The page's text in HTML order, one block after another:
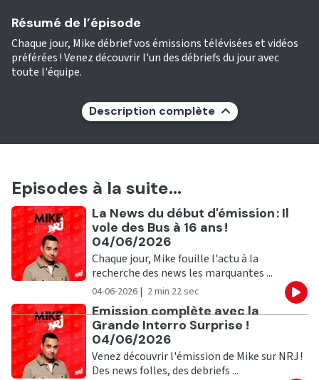
Résumé de l’épisode
Chaque jour, Mike débrief vos émissions télévisées et vidéos
préférées ! Venez découvrir l'un des débriefs du jour avec
toute l'équipe.
Description complète
Episodes à la suite...
Ecouter
La News du début d'émission : Il
vole des Bus à 16 ans !
04/06/2026
Chaque jour, Mike fouille l'actu à la
recherche des news les marquantes ...
04-06-2026 | 2 min 22 sec
Ecouter
Emission complète avec la
Grande Interro Surprise !
04/06/2026
Venez découvrir l'émission de Mike sur NRJ !
Des news folles, des debriefs ...